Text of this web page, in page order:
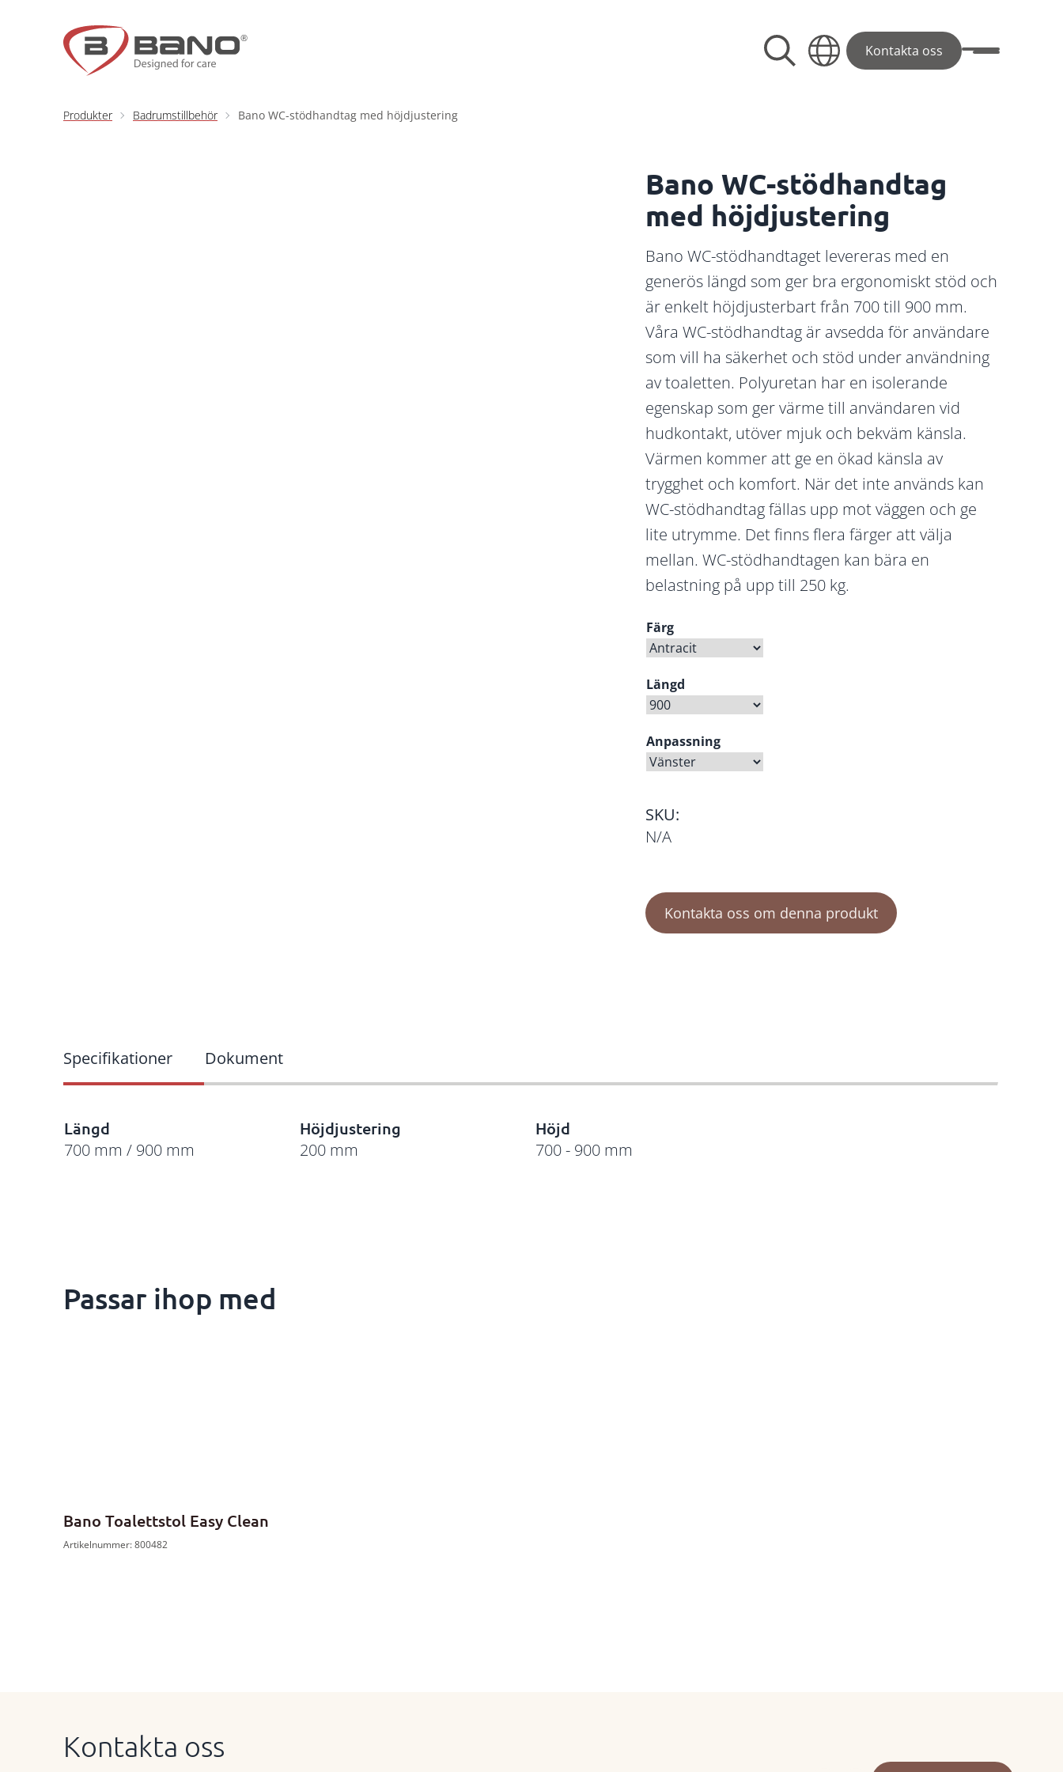
Kontakta oss Visa/dölj
Produkter Badrumstillbehör Bano WC-stödhandtag med höjdjustering
Bano WC-stödhandtag
med höjdjustering
Bano WC-stödhandtaget levereras med en
generös längd som ger bra ergonomiskt stöd och
är enkelt höjdjusterbart från 700 till 900 mm.
Våra WC-stödhandtagär avsedda för användare
som vill ha säkerhet och stöd under användning
av toaletten. Polyuretan har en isolerande
egenskap som ger värme till användaren vid
hudkontakt, utöver mjuk och bekväm känsla.
Värmen kommer att ge en ökad känsla av
trygghet och komfort. När det inte används kan
WC-stödhandtagfällas upp mot väggen och ge
lite utrymme. Det finns flera färger att välja
mellan. WC-stödhandtagen kan bära en
belastning på upp till 250 kg.
Färg
Längd
Anpassning
SKU:
N/A
Kontakta oss om denna produkt
Längd
700 mm / 900 mm
Höjdjustering
200 mm
Höjd
700 - 900 mm
Passar ihop med
Bano Toalettstol Easy Clean
Artikelnummer: 800482
Kontakta oss